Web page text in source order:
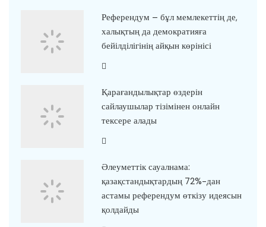
Референдум – бұл мемлекеттің де,
халықтың да демократияға
бейілділігінің айқын көрінісі
Қарағандылықтар өздерін
сайлаушылар тізімінен онлайн
тексере алады
Әлеуметтік сауалнама:
қазақстандықтардың 72%-дан
астамы референдум өткізу идеясын
қолдайды